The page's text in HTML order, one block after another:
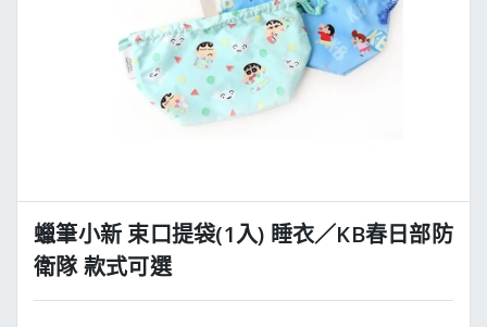
蠟筆小新 束口提袋(1入) 睡衣／KB春日部防
衛隊 款式可選